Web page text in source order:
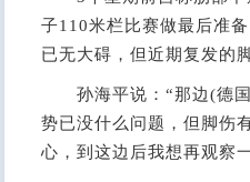
子110米栏比赛做最后准
已无大碍，但近期复发的
孙海平说：“那边(德国)
势已没什么问题，但脚伤
心，到这边后我想再观察